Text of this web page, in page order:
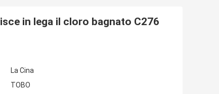
in lega il cloro bagnato C276
La Cina
TOBO